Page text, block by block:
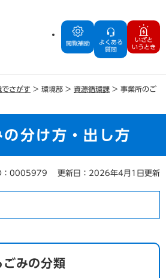
閲覧補助
よくある
質問
いざと
いうとき
でさがす > 環境部 > 資源循環課 > 事業所のご
分け方・出し方
：0005979 更新日：2026年4月1日更新
ごみの分類